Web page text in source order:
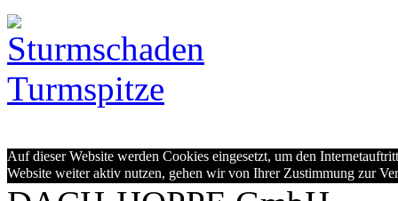
Auf dieser Website werden Cookies eingesetzt, um den
Website weiter aktiv nutzen, gehen wir von Ihrer Zustimmung zur